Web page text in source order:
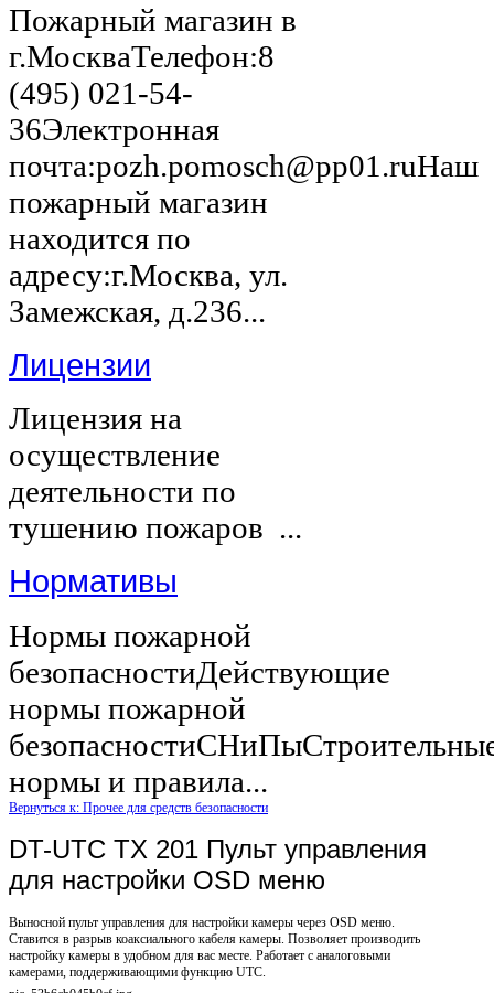
Пожарный магазин в
г.МоскваТелефон:8
(495) 021-54-
36Электронная
почта:pozh.pomosch@pp01.ruНаш
пожарный магазин
находится по
адресу:г.Москва, ул.
Замежская, д.236...
Лицензии
Лицензия на
осуществление
деятельности по
тушению пожаров ...
Нормативы
Нормы пожарной
безопасностиДействующие
нормы пожарной
нормы и правила...
Вернуться к: Прочее для средств безопасности
DT-UTC TX 201 Пульт управления
для настройки OSD меню
Выносной пульт управления для настройки камеры через OSD меню.
Ставится в разрыв коаксиального кабеля камеры. Позволяет производить
настройку камеры в удобном для вас месте. Работает с аналоговыми
камерами, поддерживающими функцию UTC.